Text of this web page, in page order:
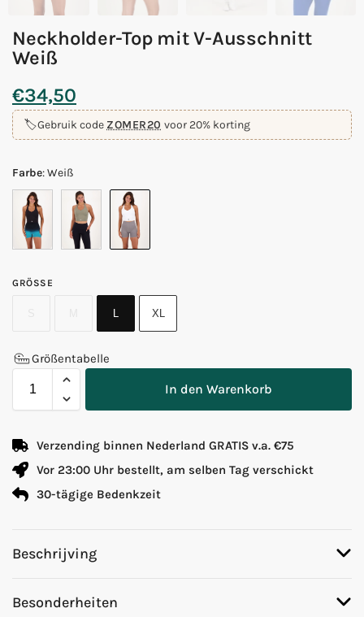
Neckholder-Top mit V-Ausschnitt
Weiß
€34,50
🏷️Gebruik code ZOMER20 voor 20% korting
Farbe:Weiß
GRÖSSE
XL
Größentabelle
In den Warenkorb
Verzending binnen Nederland GRATIS v.a. €75
Vor 23:00 Uhr bestellt, am selben Tag verschickt
30-tägige Bedenkzeit
Beschrijving
Besonderheiten